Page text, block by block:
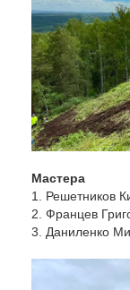
Мастера
1. Решетников
2. Францев
3. Даниленко